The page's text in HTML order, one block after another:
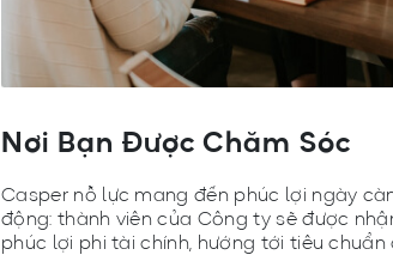
Nơi Bạn Được Chăm Sóc
Casper nỗ lực mang đến phúc lợi ngày
động: thành viên của Công ty sẽ được
phúc lợi phi tài chính, hướng tới tiêu